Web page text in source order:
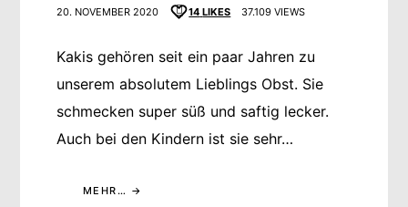
20. NOVEMBER 2020 14 LIKES 37.109 VIEWS
Kakis gehören seit ein paar Jahren zu
unserem absolutem Lieblings Obst. Sie
schmecken super süß und saftig lecker.
Auch bei den Kindern ist sie sehr…
MEHR…